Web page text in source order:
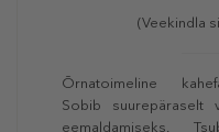
(Veekindla
Õrnatoimeline
Sobib suurepäraselt
eemaldamiseks.